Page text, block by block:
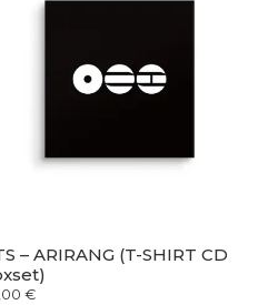
– ARIRANG (T-SHIRT CD
€